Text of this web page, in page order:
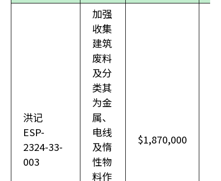
洪记
ESP-
2324-33-
003
加强
收集
建筑
废料
及分
类其
为金
属、
电线
及惰
性物
料作
$1,870,000